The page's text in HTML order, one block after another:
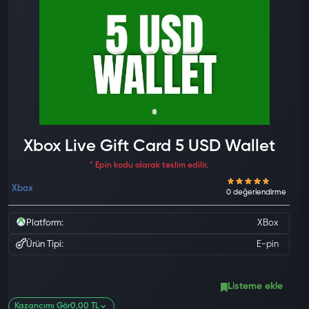
Xbox Live Gift Card 5 USD Wallet
* Epin kodu olarak teslim edilir.
Xbox
Platform: XBox
Ürün Tipi: E-pin
Listeme ekle
Kazancımı Gör0,00 TL